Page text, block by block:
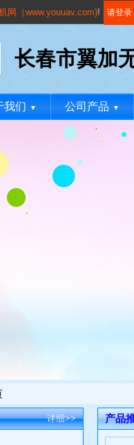
网（www.youuav.com)! 请登录
长春市翼加
我们 ▼ 公司产品 ▼
详细>> 产品